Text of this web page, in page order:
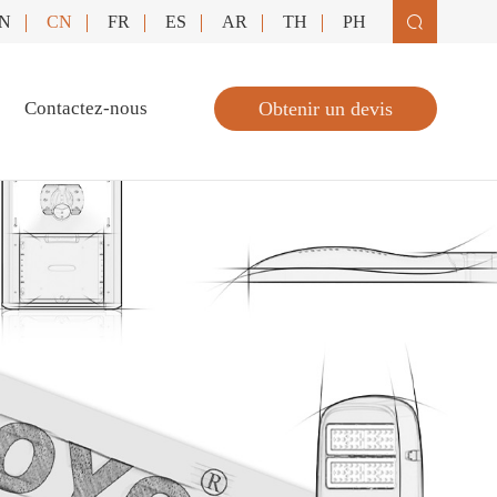
CN FR ES AR TH PH 
Contactez-nous Obtenir un devis